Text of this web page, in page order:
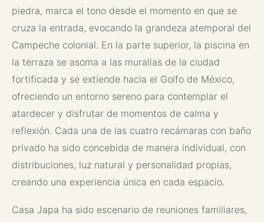
piedra, marca el tono desde el momento en que se
cruza la entrada, evocando la grandeza atemporal del
Campeche colonial. En la parte superior, la piscina en
la terraza se asoma a las murallas de la ciudad
fortificada y se extiende hacia el Golfo de México,
ofreciendo un entorno sereno para contemplar el
atardecer y disfrutar de momentos de calma y
reflexión. Cada una de las cuatro recámaras con baño
privado ha sido concebida de manera individual, con
distribuciones, luz natural y personalidad propias,
creando una experiencia única en cada espacio.
Casa Japa ha sido escenario de reuniones familiares,